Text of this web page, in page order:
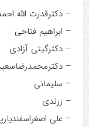
– دکترقدرت الله
– ابراهیم فتاحی
– دکترگیتی آزادی
–
– سلیمانی
– زرندی
– علی